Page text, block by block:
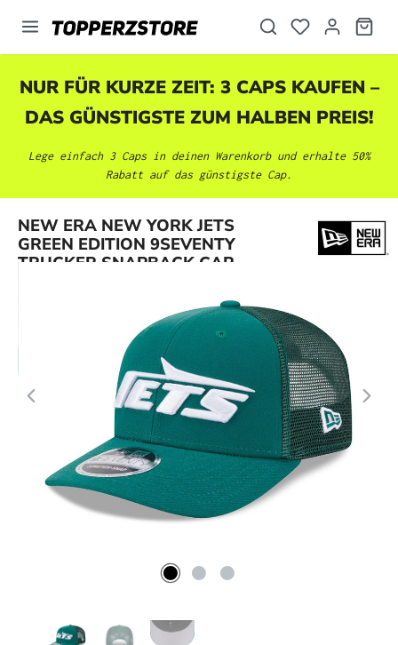
springen
NUR FÜR KURZE ZEIT: 3 CAPS KAUFEN –
DAS GÜNSTIGSTE ZUM HALBEN PREIS!
Lege einfach 3 Caps in deinen Warenkorb und erhalte 50%
Rabatt auf das günstigste Cap.
NEW ERA NEW YORK JETS
GREEN EDITION 9SEVENTY
TRUCKER SNAPBACK CAP